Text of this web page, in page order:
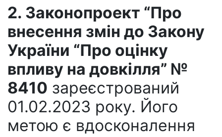
2. Законопроект “Про
внесення змін до Закону
України “Про оцінку
впливу на довкілля” №
8410 зареєстрований
01.02.2023 року. Його
метою є вдосконалення